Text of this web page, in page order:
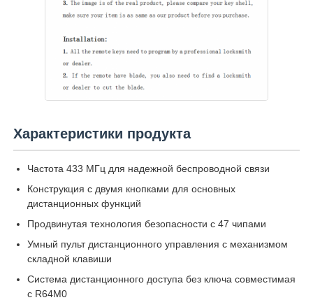
О Компании
Наша фабрика
контактные данные
Новости
Все случаи
Автоматические ключи
Характеристики продукта
Частота 433 МГц для надежной беспроводной связи
Конструкция с двумя кнопками для основных
дистанционных функций
Продвинутая технология безопасности с 47 чипами
Умный пульт дистанционного управления с механизмом
складной клавиши
Система дистанционного доступа без ключа совместимая
с R64M0